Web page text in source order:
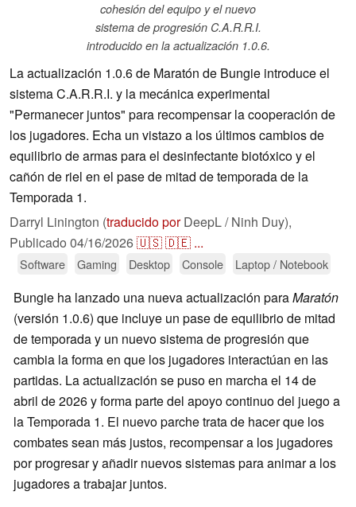
cohesión del equipo y el nuevo
sistema de progresión C.A.R.R.I.
introducido en la actualización 1.0.6.
La actualización 1.0.6 de Maratón de Bungie introduce el
sistema C.A.R.R.I. y la mecánica experimental
"Permanecer juntos" para recompensar la cooperación de
los jugadores. Echa un vistazo a los últimos cambios de
equilibrio de armas para el desinfectante biotóxico y el
cañón de riel en el pase de mitad de temporada de la
Temporada 1.
Darryl Linington (traducido porDeepL / Ninh Duy),
Publicado 04/16/2026🇺🇸🇩🇪 ...
Software Gaming Desktop Console Laptop / Notebook
Bungie ha lanzado una nueva actualización paraMaratón
(versión 1.0.6) que incluye un pase de equilibrio de mitad
de temporada y un nuevo sistema de progresión que
cambia la forma en que los jugadores interactúan en las
partidas. La actualización se puso en marcha el 14 de
abril de 2026 y forma parte del apoyo continuo del juego a
la Temporada 1. El nuevo parche trata de hacer que los
combates sean más justos, recompensar a los jugadores
por progresar y añadir nuevos sistemas para animar a los
jugadores a trabajar juntos.